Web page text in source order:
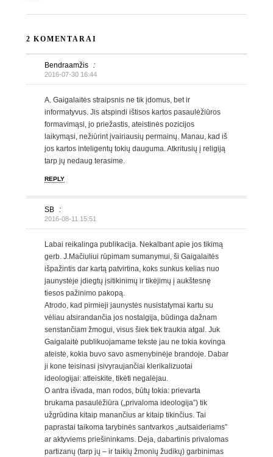
2 KOMENTARAI
Bendraamžis :
2016-07-30 16:44
A. Gaigalaitės straipsnis ne tik įdomus, bet ir
informatyvus. Jis atspindi ištisos kartos pasaulėžiūros
formavimąsi, jo priežastis, ateistinės pozicijos
laikymąsi, nežiūrint įvairiausių permainų. Manau, kad iš
jos kartos inteligentų tokių dauguma. Atkritusių į religiją
tarp jų nedaug terasime.
REPLY
SB :
2016-08-11 15:51
Labai reikalinga publikacija. Nekalbant apie jos tikimą
gerb. J.Mačiuliui rūpimam sumanymui, ši Gaigalaitės
išpažintis dar kartą patvirtina, koks sunkus kelias nuo
jaunystėje įdiegtų įsitikinimų ir tikėjimų į aukštesnę
tiesos pažinimo pakopą.
Atrodo, kad pirmieji jaunystės nusistatymai kartu su
vėliau atsirandančia jos nostalgija, būdinga dažnam
senstančiam žmogui, visus šiek tiek traukia atgal. Juk
Gaigalaitė publikuojamame tekste jau ne tokia kovinga
ateistė, kokia buvo savo asmenybinėje brandoje. Dabar
ji kone teisinasi įsivyraujančiai klerikalizuotai
ideologijai: atleiskite, tikėti negalėjau.
O antra išvada, man rodos, būtų tokia: prievarta
brukama pasaulėžiūra („privaloma ideologija”) tik
užgrūdina kitaip manančius ar kitaip tikinčius. Tai
paprastai taikoma tarybinės santvarkos „autsaideriams”
ar aktyviems priešininkams. Deja, dabartinis privalomas
partizanų (tarp jų – ir taikių žmonių žudikų) garbinimas